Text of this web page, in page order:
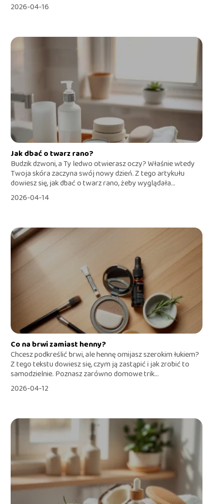
2026-04-16
Jak dbać o twarz rano?
Budzik dzwoni, a Ty ledwo otwierasz oczy? Właśnie wtedy
Twoja skóra zaczyna swój nowy dzień. Z tego artykułu
dowiesz się, jak dbać o twarz rano, żeby wyglądała...
2026-04-14
Co na brwi zamiast henny?
Chcesz podkreślić brwi, ale hennę omijasz szerokim łukiem?
Z tego tekstu dowiesz się, czym ją zastąpić i jak zrobić to
samodzielnie. Poznasz zarówno domowe trik...
2026-04-12